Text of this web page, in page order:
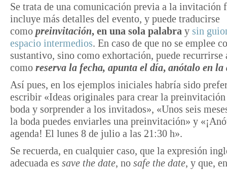
Se trata de una comunicación previa a la invitación
incluye más detalles del evento, y puede traducirse
como preinvitación, en una sola palabra y sin
espacio intermedios. En caso de que no se emplee
sustantivo, sino como exhortación, puede recurrirse
como reserva la fecha, apunta el día, anótalo en la
Así pues, en los ejemplos iniciales habría sido
escribir «Ideas originales para crear la preinvitación
boda y sorprender a los invitados», «Unos seis
la boda puedes enviarles una preinvitación» y
agenda! El lunes 8 de julio a las 21:30 h».
Se recuerda, en cualquier caso, que la expresión
adecuada es save the date, no safe the date, y que,